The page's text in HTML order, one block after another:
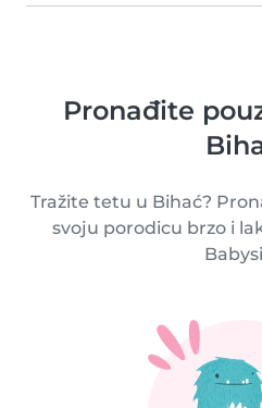
Pronađite
Tražite tetu u Bihać?
svoju porodicu brzo i